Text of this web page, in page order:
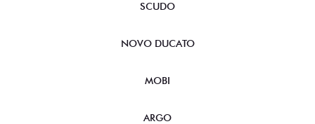
SCUDO
NOVO DUCATO
MOBI
ARGO